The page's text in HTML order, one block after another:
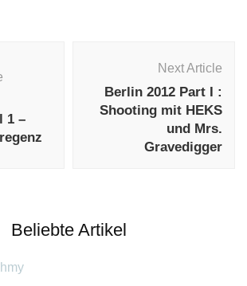
1 –
Next Article
Berlin 2012 Part I :
Shooting mit HEKS
und Mrs.
Gravedigger
Beliebte Artikel